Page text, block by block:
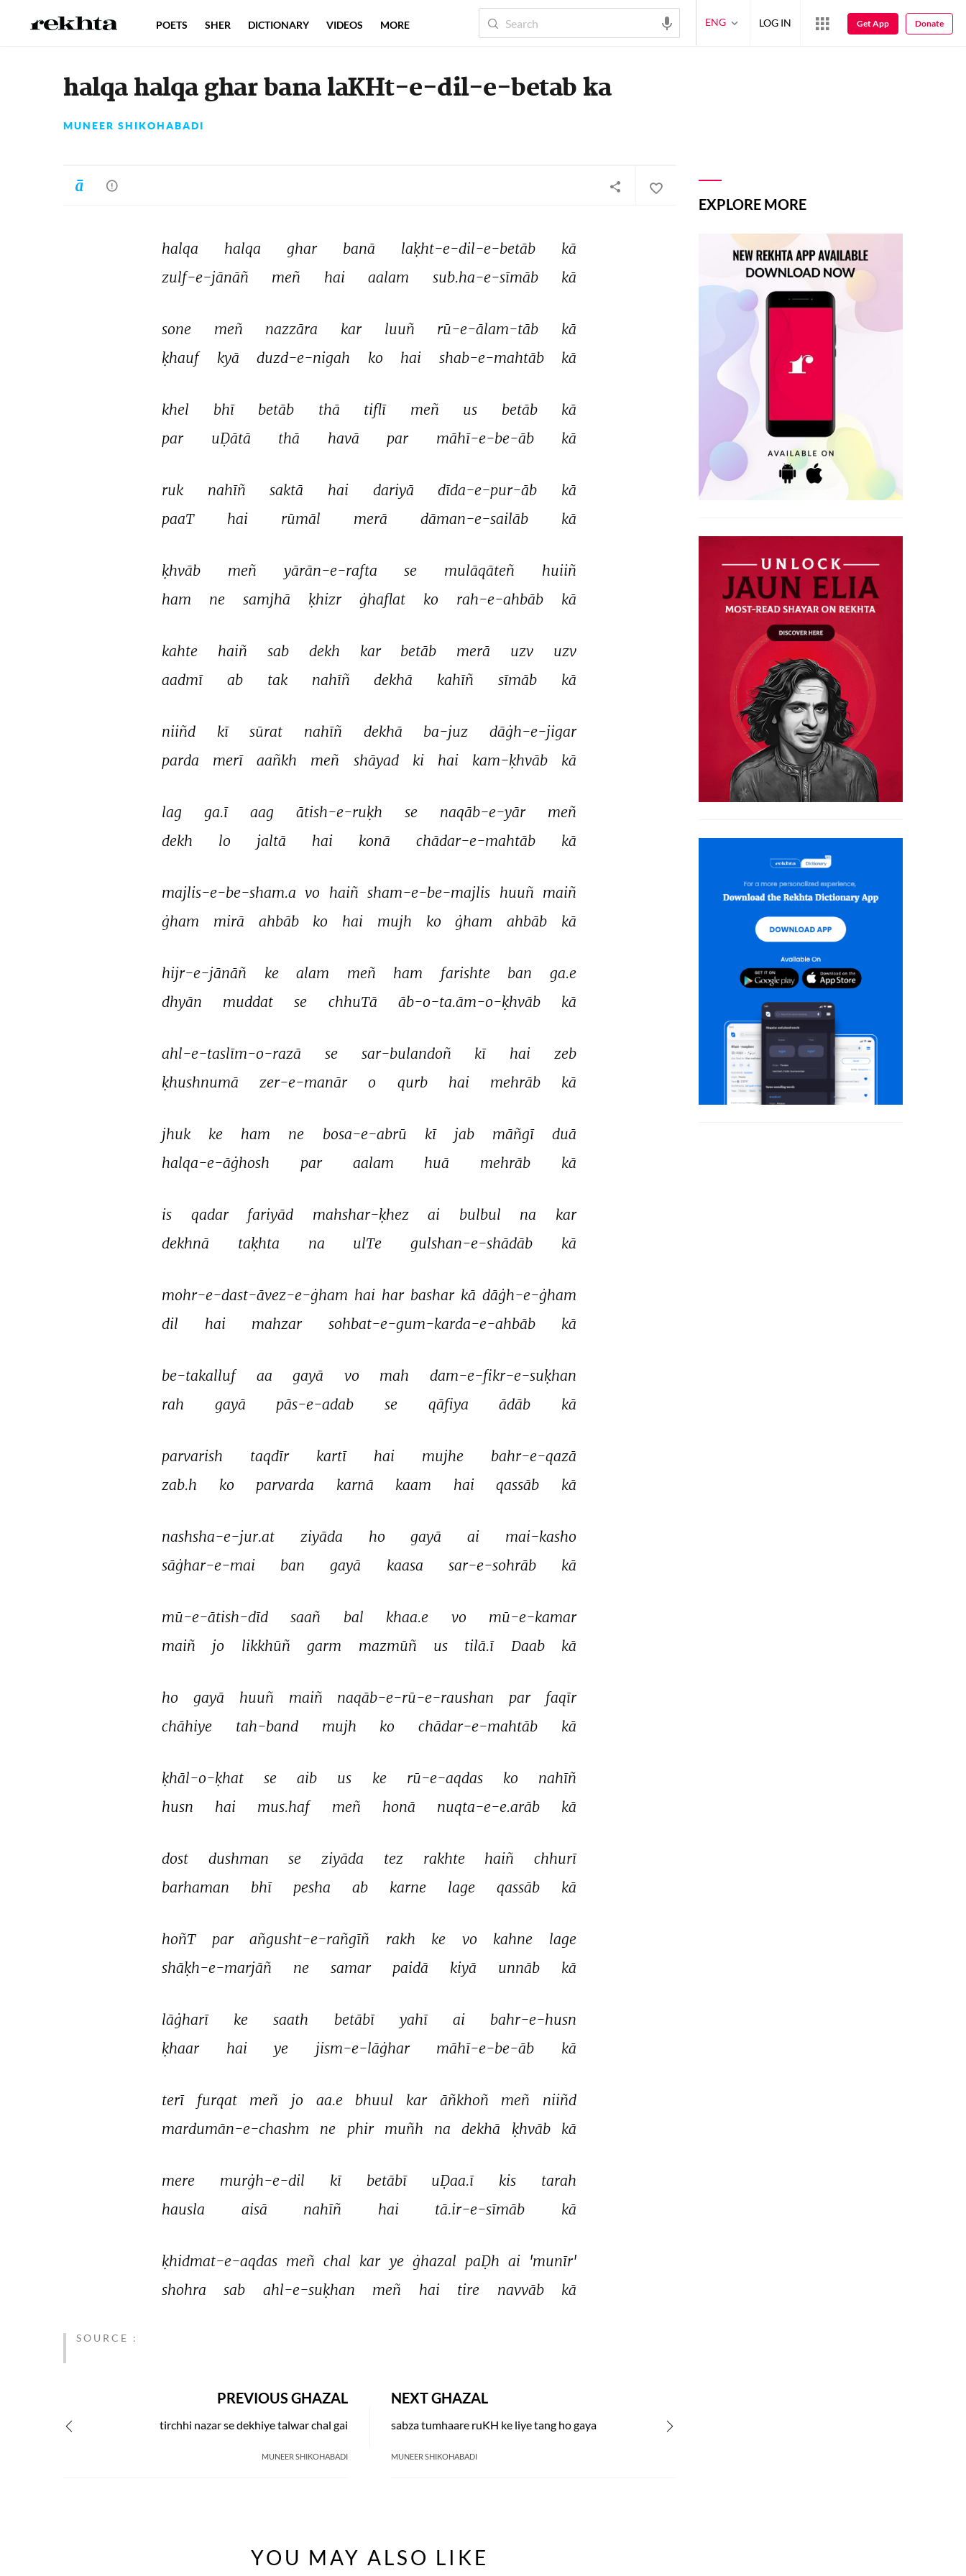
halqa halqa ghar bana laKHt-e-dil-e-betab ka
MUNEER SHIKOHABADI
halqa halqa ghar banā laḳht-e-dil-e-betāb
kā
zulf-e-jānāñ
meñ hai aalam sub.ha-e-sīmāb kā
sone meñ nazzāra kar luuñ rū-e-ālam-tāb
kā
ḳhauf
kyā duzd-e-nigah ko hai shab-e-mahtāb kā
khel bhī betāb thā tiflī meñ us betāb
kā
par
uḌātā thā havā par māhī-e-be-āb kā
ruk nahīñ saktā hai dariyā dīda-e-pur-āb
kā
paaT
hai rūmāl merā dāman-e-sailāb kā
ḳhvāb meñ yārān-e-rafta se mulāqāteñ
huiiñ
ham
ne samjhā ḳhizr ġhaflat ko rah-e-ahbāb kā
kahte haiñ sab dekh kar betāb merā uzv
uzv
aadmī
ab tak nahīñ dekhā kahīñ sīmāb kā
niiñd kī sūrat nahīñ dekhā ba-juz
dāġh-e-jigar
parda
merī aañkh meñ shāyad ki hai kam-ḳhvāb kā
lag ga.ī aag ātish-e-ruḳh se naqāb-e-yār
meñ
dekh
lo jaltā hai konā chādar-e-mahtāb kā
majlis-e-be-sham.a vo haiñ sham-e-be-majlis huuñ maiñ
ġham
mirā ahbāb ko hai mujh ko ġham ahbāb kā
hijr-e-jānāñ ke alam meñ ham farishte ban
ga.e
dhyān
muddat se chhuTā āb-o-ta.ām-o-ḳhvāb kā
ahl-e-taslīm-o-razā se sar-bulandoñ kī hai
zeb
ḳhushnumā
zer-e-manār o qurb hai mehrāb kā
jhuk ke ham ne bosa-e-abrū kī jab māñgī
duā
halqa-e-āġhosh
par aalam huā mehrāb kā
is qadar fariyād mahshar-ḳhez ai bulbul na
kar
dekhnā
taḳhta na ulTe gulshan-e-shādāb kā
mohr-e-dast-āvez-e-ġham hai har bashar kā dāġh-e-ġham
dil
hai mahzar sohbat-e-gum-karda-e-ahbāb kā
be-takalluf aa gayā vo mah
dam-e-fikr-e-suḳhan
rah
gayā pās-e-adab se qāfiya ādāb kā
parvarish taqdīr kartī hai mujhe
bahr-e-qazā
zab.h
ko parvarda karnā kaam hai qassāb kā
nashsha-e-jur.at ziyāda ho gayā ai
mai-kasho
sāġhar-e-mai
ban gayā kaasa sar-e-sohrāb kā
mū-e-ātish-dīd saañ bal khaa.e vo
mū-e-kamar
maiñ
jo likkhūñ garm mazmūñ us tilā.ī Daab kā
ho gayā huuñ maiñ naqāb-e-rū-e-raushan par
faqīr
chāhiye
tah-band mujh ko chādar-e-mahtāb kā
ḳhāl-o-ḳhat se aib us ke rū-e-aqdas ko
nahīñ
husn
hai mus.haf meñ honā nuqta-e-e.arāb kā
dost dushman se ziyāda tez rakhte haiñ
chhurī
barhaman
bhī pesha ab karne lage qassāb kā
hoñT par añgusht-e-rañgīñ rakh ke vo kahne
lage
shāḳh-e-marjāñ
ne samar paidā kiyā unnāb kā
lāġharī ke saath betābī yahī ai
bahr-e-husn
ḳhaar
hai ye jism-e-lāġhar māhī-e-be-āb kā
terī furqat meñ jo aa.e bhuul kar āñkhoñ meñ
niiñd
mardumān-e-chashm
ne phir muñh na dekhā ḳhvāb kā
mere murġh-e-dil kī betābī uḌaa.ī kis
tarah
hausla
aisā nahīñ hai tā.ir-e-sīmāb kā
ḳhidmat-e-aqdas meñ chal kar ye ġhazal paḌh ai 'munīr'
shohra
sab ahl-e-suḳhan meñ hai tire navvāb kā
SOURCE :
NEXT GHAZAL
sabza tumhaare ruKH ke liye tang ho gaya
MUNEER SHIKOHABADI
PREVIOUS GHAZAL
tirchhi nazar se dekhiye talwar chal gai
MUNEER SHIKOHABADI
YOU MAY ALSO LIKE
EXPLORE MORE
POETS SHER DICTIONARY VIDEOS MORE ENG LOG IN Get App Donate